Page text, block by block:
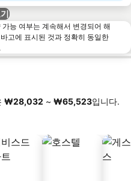
능 여부는 계속해서 변경되어 해
고에 표시된 것과 정확히 동일한
‎₩28,032 ~ ‎₩65,523입니다.